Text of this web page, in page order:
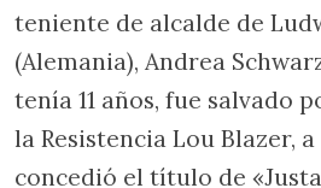
teniente de alcalde de
(Alemania), Andrea
tenía 11 años, fue salvado
la Resistencia Lou Blazer,
concedió el título de